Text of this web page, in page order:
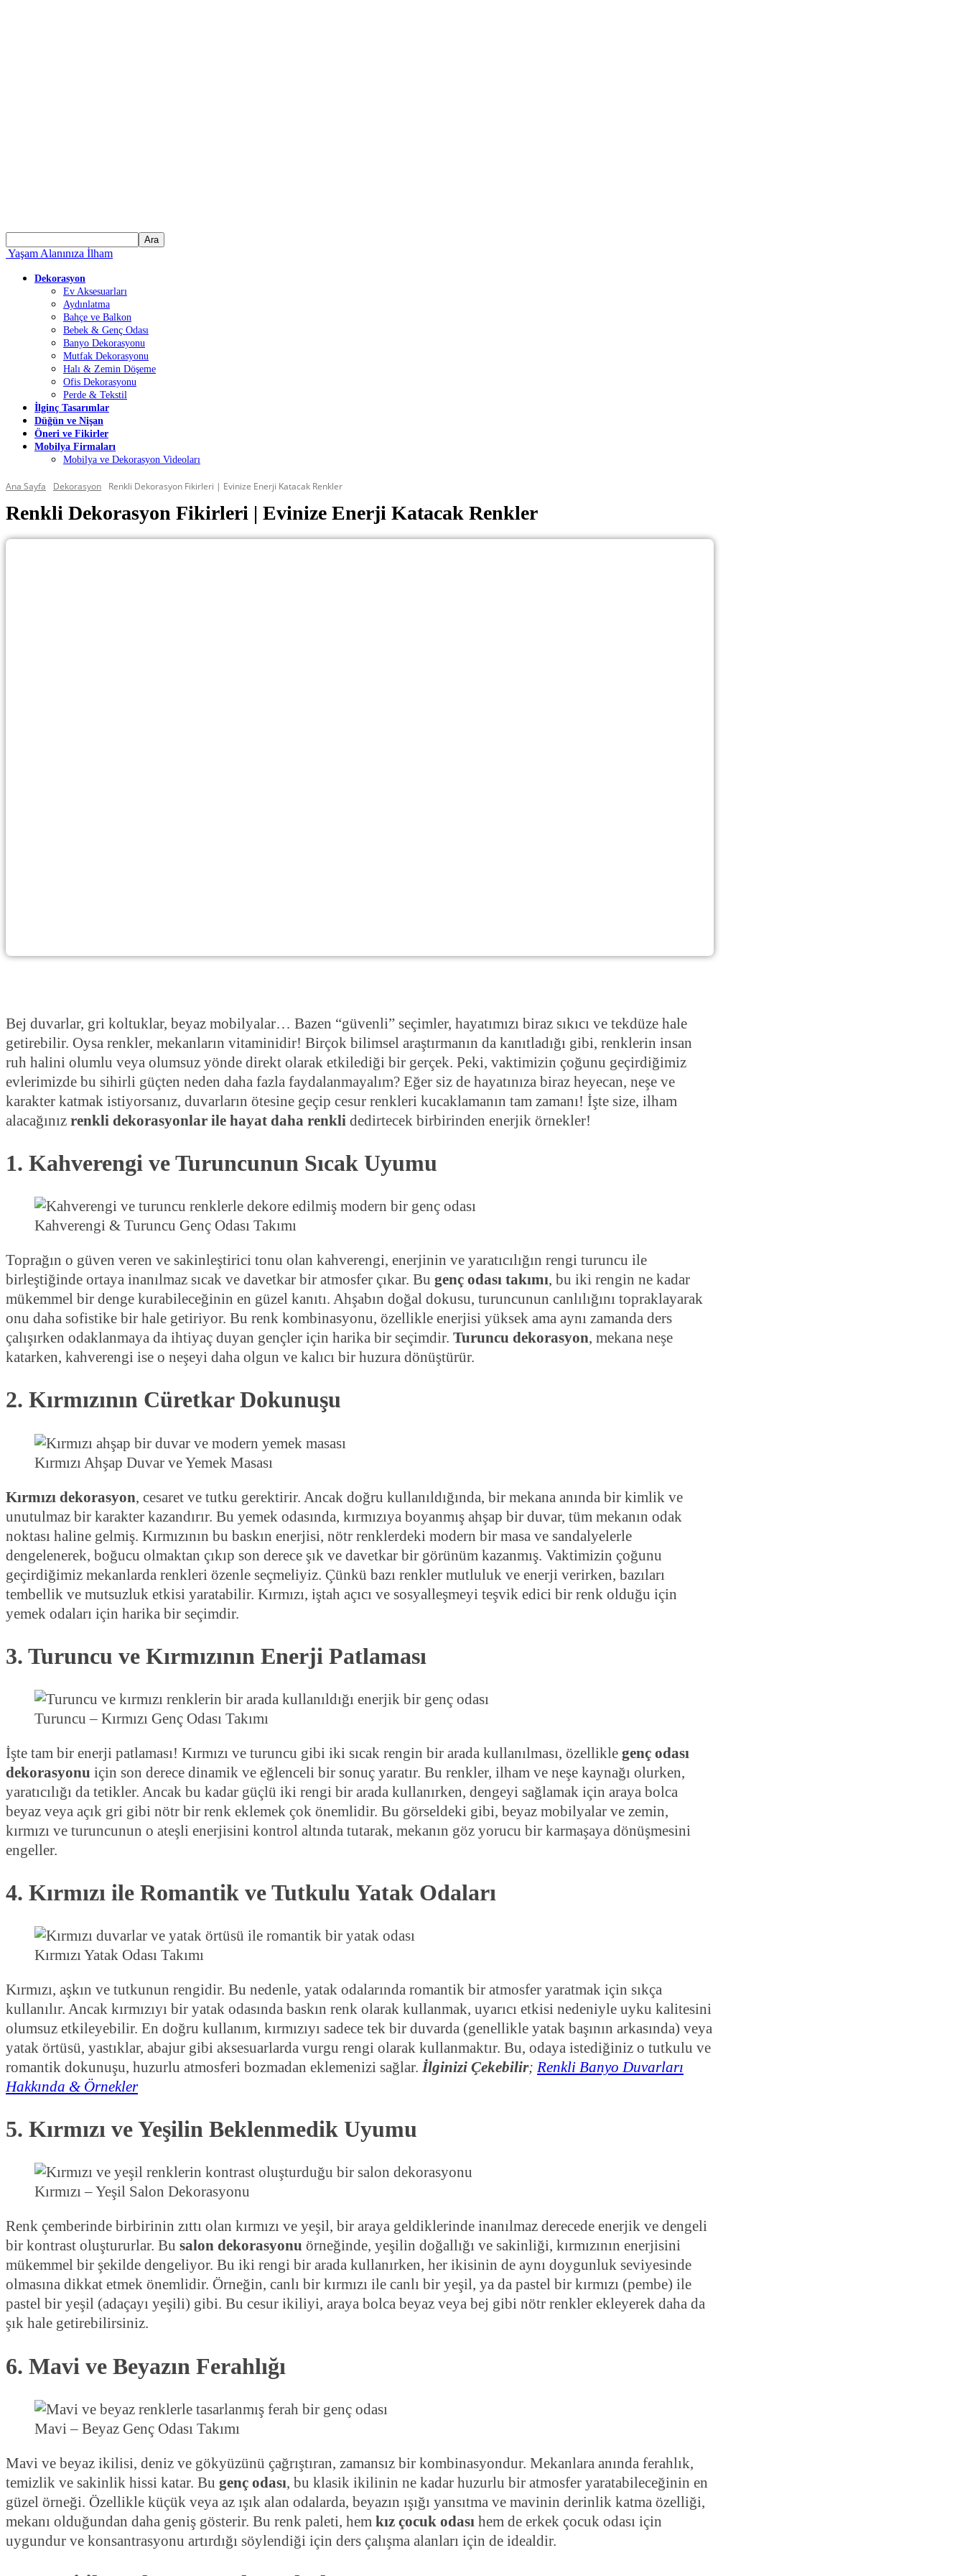
Yaşam Alanınıza İlham
Dekorasyon
Ev Aksesuarları
Aydınlatma
Bahçe ve Balkon
Bebek & Genç Odası
Banyo Dekorasyonu
Mutfak Dekorasyonu
Halı & Zemin Döşeme
Ofis Dekorasyonu
Perde & Tekstil
İlginç Tasarımlar
Düğün ve Nişan
Öneri ve Fikirler
Mobilya Firmaları
Mobilya ve Dekorasyon Videoları
Ana Sayfa Dekorasyon Renkli Dekorasyon Fikirleri | Evinize Enerji Katacak Renkler
Renkli Dekorasyon Fikirleri | Evinize Enerji Katacak Renkler
Bej duvarlar, gri koltuklar, beyaz mobilyalar… Bazen “güvenli” seçimler, hayatımızı biraz sıkıcı ve tekdüze hale
getirebilir. Oysa renkler, mekanların vitaminidir! Birçok bilimsel araştırmanın da kanıtladığı gibi, renklerin insan
ruh halini olumlu veya olumsuz yönde direkt olarak etkilediği bir gerçek. Peki, vaktimizin çoğunu geçirdiğimiz
evlerimizde bu sihirli güçten neden daha fazla faydalanmayalım? Eğer siz de hayatınıza biraz heyecan, neşe ve
karakter katmak istiyorsanız, duvarların ötesine geçip cesur renkleri kucaklamanın tam zamanı! İşte size, ilham
alacağınız renkli dekorasyonlar ile hayat daha renkli dedirtecek birbirinden enerjik örnekler!
1. Kahverengi ve Turuncunun Sıcak Uyumu
Kahverengi & Turuncu Genç Odası Takımı
Toprağın o güven veren ve sakinleştirici tonu olan kahverengi, enerjinin ve yaratıcılığın rengi turuncu ile
birleştiğinde ortaya inanılmaz sıcak ve davetkar bir atmosfer çıkar. Bu genç odası takımı, bu iki rengin ne kadar
mükemmel bir denge kurabileceğinin en güzel kanıtı. Ahşabın doğal dokusu, turuncunun canlılığını topraklayarak
onu daha sofistike bir hale getiriyor. Bu renk kombinasyonu, özellikle enerjisi yüksek ama aynı zamanda ders
çalışırken odaklanmaya da ihtiyaç duyan gençler için harika bir seçimdir. Turuncu dekorasyon, mekana neşe
katarken, kahverengi ise o neşeyi daha olgun ve kalıcı bir huzura dönüştürür.
2. Kırmızının Cüretkar Dokunuşu
Kırmızı Ahşap Duvar ve Yemek Masası
Kırmızı dekorasyon, cesaret ve tutku gerektirir. Ancak doğru kullanıldığında, bir mekana anında bir kimlik ve
unutulmaz bir karakter kazandırır. Bu yemek odasında, kırmızıya boyanmış ahşap bir duvar, tüm mekanın odak
noktası haline gelmiş. Kırmızının bu baskın enerjisi, nötr renklerdeki modern bir masa ve sandalyelerle
dengelenerek, boğucu olmaktan çıkıp son derece şık ve davetkar bir görünüm kazanmış. Vaktimizin çoğunu
geçirdiğimiz mekanlarda renkleri özenle seçmeliyiz. Çünkü bazı renkler mutluluk ve enerji verirken, bazıları
tembellik ve mutsuzluk etkisi yaratabilir. Kırmızı, iştah açıcı ve sosyalleşmeyi teşvik edici bir renk olduğu için
yemek odaları için harika bir seçimdir.
3. Turuncu ve Kırmızının Enerji Patlaması
Turuncu – Kırmızı Genç Odası Takımı
İşte tam bir enerji patlaması! Kırmızı ve turuncu gibi iki sıcak rengin bir arada kullanılması, özellikle genç odası
dekorasyonu için son derece dinamik ve eğlenceli bir sonuç yaratır. Bu renkler, ilham ve neşe kaynağı olurken,
yaratıcılığı da tetikler. Ancak bu kadar güçlü iki rengi bir arada kullanırken, dengeyi sağlamak için araya bolca
beyaz veya açık gri gibi nötr bir renk eklemek çok önemlidir. Bu görseldeki gibi, beyaz mobilyalar ve zemin,
kırmızı ve turuncunun o ateşli enerjisini kontrol altında tutarak, mekanın göz yorucu bir karmaşaya dönüşmesini
engeller.
4. Kırmızı ile Romantik ve Tutkulu Yatak Odaları
Kırmızı Yatak Odası Takımı
Kırmızı, aşkın ve tutkunun rengidir. Bu nedenle, yatak odalarında romantik bir atmosfer yaratmak için sıkça
kullanılır. Ancak kırmızıyı bir yatak odasında baskın renk olarak kullanmak, uyarıcı etkisi nedeniyle uyku kalitesini
olumsuz etkileyebilir. En doğru kullanım, kırmızıyı sadece tek bir duvarda (genellikle yatak başının arkasında) veya
yatak örtüsü, yastıklar, abajur gibi aksesuarlarda vurgu rengi olarak kullanmaktır. Bu, odaya istediğiniz o tutkulu ve
romantik dokunuşu, huzurlu atmosferi bozmadan eklemenizi sağlar. İlginizi Çekebilir; Renkli Banyo Duvarları
Hakkında & Örnekler
5. Kırmızı ve Yeşilin Beklenmedik Uyumu
Kırmızı – Yeşil Salon Dekorasyonu
Renk çemberinde birbirinin zıttı olan kırmızı ve yeşil, bir araya geldiklerinde inanılmaz derecede enerjik ve dengeli
bir kontrast oluştururlar. Bu salon dekorasyonu örneğinde, yeşilin doğallığı ve sakinliği, kırmızının enerjisini
mükemmel bir şekilde dengeliyor. Bu iki rengi bir arada kullanırken, her ikisinin de aynı doygunluk seviyesinde
olmasına dikkat etmek önemlidir. Örneğin, canlı bir kırmızı ile canlı bir yeşil, ya da pastel bir kırmızı (pembe) ile
pastel bir yeşil (adaçayı yeşili) gibi. Bu cesur ikiliyi, araya bolca beyaz veya bej gibi nötr renkler ekleyerek daha da
şık hale getirebilirsiniz.
6. Mavi ve Beyazın Ferahlığı
Mavi – Beyaz Genç Odası Takımı
Mavi ve beyaz ikilisi, deniz ve gökyüzünü çağrıştıran, zamansız bir kombinasyondur. Mekanlara anında ferahlık,
temizlik ve sakinlik hissi katar. Bu genç odası, bu klasik ikilinin ne kadar huzurlu bir atmosfer yaratabileceğinin en
güzel örneği. Özellikle küçük veya az ışık alan odalarda, beyazın ışığı yansıtma ve mavinin derinlik katma özelliği,
mekanı olduğundan daha geniş gösterir. Bu renk paleti, hem kız çocuk odası hem de erkek çocuk odası için
uygundur ve konsantrasyonu artırdığı söylendiği için ders çalışma alanları için de idealdir.